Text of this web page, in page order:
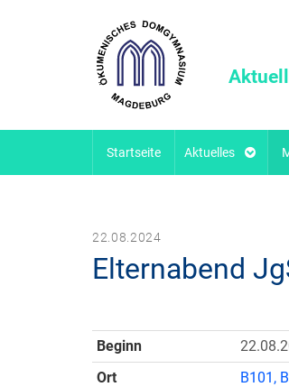
Startseite Aktuelles
22.08.2024
Elternabend
Beginn
Ort
B101,